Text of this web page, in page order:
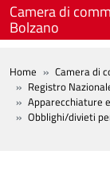
Salta al contenuto
Camera di
Bolzano
Home Camera di
Registro
Apparecchiature
Obblighi/divieti